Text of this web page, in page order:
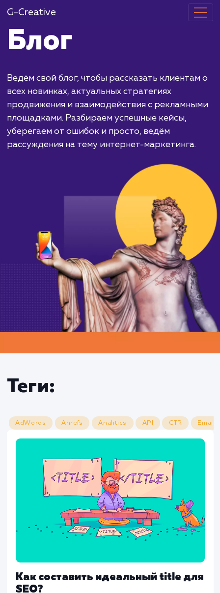
G-Creative
Блог
Ведём свой блог, чтобы рассказать
всех новинках, актуальных стратегиях
продвижения и взаимодействия с
площадками. Разбираем успешные кейсы,
уберегаем от ошибок и просто, ведём
Теги:
AdWords Analitics